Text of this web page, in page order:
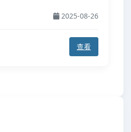
2025-08-26
查看